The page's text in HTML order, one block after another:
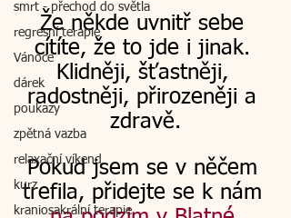
smrt - přechod do světla
regresní terapie
Vánoce
dárek
poukazy
zpětná vazba
relaxační víkend
kurz
kraniosakrální terapie
Že někde uvnitř sebe
cítíte, že to jde i jinak.
Klidněji, šťastněji,
radostněji, přirozeněji a
zdravě.
Pokud jsem se v něčem
trefila, přidejte se k nám